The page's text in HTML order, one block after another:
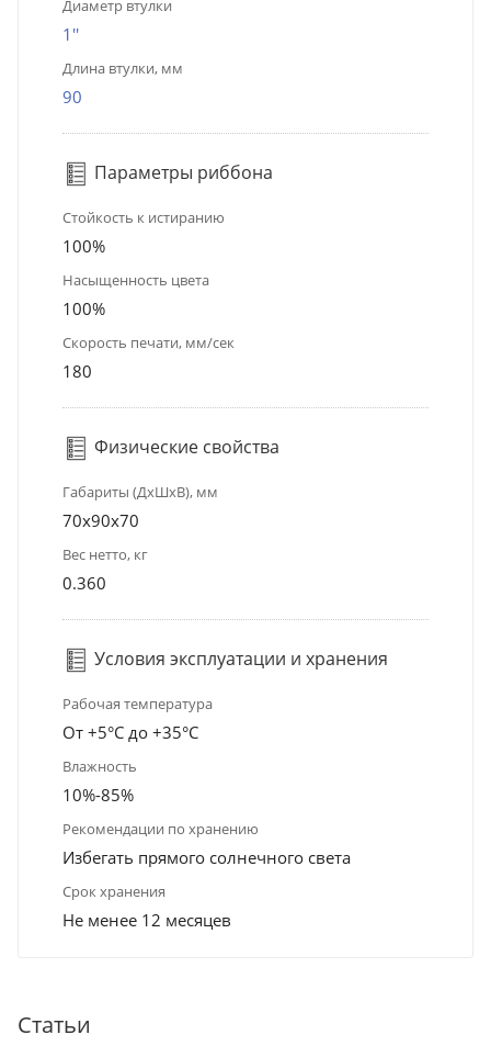
Диаметр втулки
1''
Длина втулки, мм
90
Параметры риббона
Стойкость к истиранию
100%
Насыщенность цвета
100%
Скорость печати, мм/сек
180
Физические свойства
Габариты (ДхШхВ), мм
70x90x70
Вес нетто, кг
0.360
Условия эксплуатации и хранения
Рабочая температура
От +5°С до +35°С
Влажность
10%-85%
Рекомендации по хранению
Избегать прямого солнечного света
Срок хранения
Не менее 12 месяцев
Статьи